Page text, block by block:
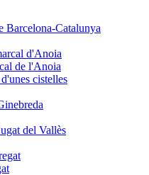
de l'Anoia